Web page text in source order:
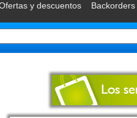
y descuentos